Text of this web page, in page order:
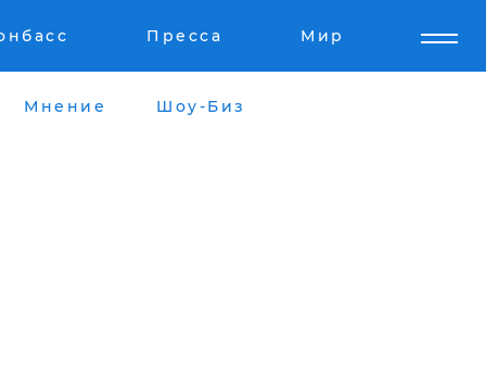
Пресса Мир
Мнение Шоу-Биз